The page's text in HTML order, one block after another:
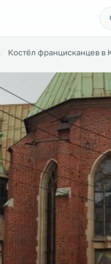
Костёл францисканцев в